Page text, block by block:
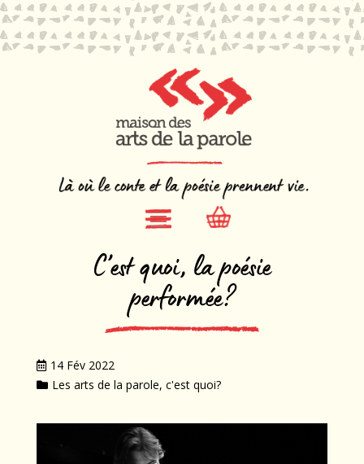
C’est quoi, la poésie
performée?
14 Fév 2022
Les arts de la parole, c'est quoi?